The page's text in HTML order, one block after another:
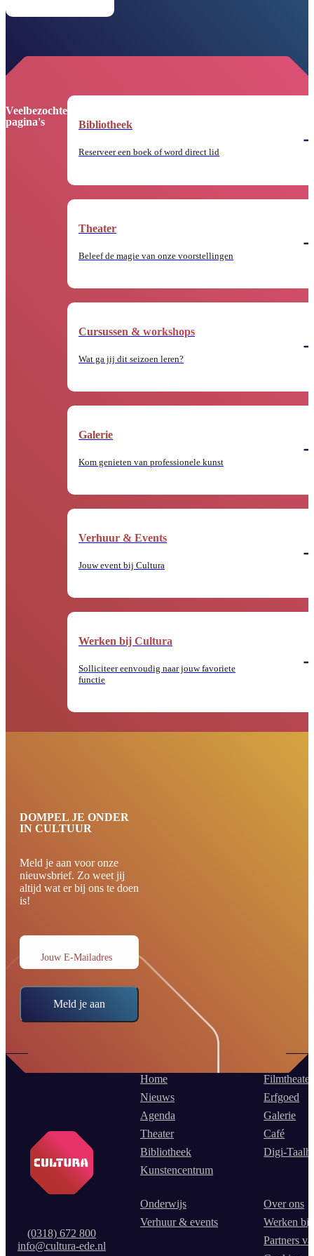
Veelbezochte
pagina's
Bibliotheek
Reserveer een boek of word direct lid
Theater
Beleef de magie van onze voorstellingen
Cursussen & workshops
Wat ga jij dit seizoen leren?
Galerie
Kom genieten van professionele kunst
Verhuur & Events
Jouw event bij Cultura
Werken bij Cultura
Solliciteer eenvoudig naar jouw favoriete
functie
DOMPEL JE ONDER
IN CULTUUR
Meld je aan voor onze
nieuwsbrief. Zo weet jij
altijd wat er bij ons te doen
is!
Jouw E-Mailadres
Meld je aan
(0318) 672 800
info@cultura-ede.nl
Home
Nieuws
Agenda
Theater
Bibliotheek
Kunstencentrum
Filmtheater
Erfgoed
Galerie
Café
Digi-
Onderwijs
Verhuur & events
Over ons
Werken
Partners